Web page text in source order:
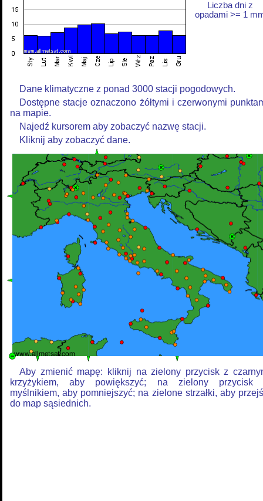
Liczba dni z
opadami >= 1
Dane klimatyczne z ponad 3000 stacji pogodowych.
Dostępne stacje oznaczono żółtymi i czerwonymi
na mapie.
Najedź kursorem aby zobaczyć nazwę stacji.
Kliknij aby zobaczyć dane.
Aby zmienić mapę: kliknij na zielony przycisk z
krzyżykiem, aby powiększyć; na zielony przycisk
myślnikiem, aby pomniejszyć; na zielone strzałki, aby
do map sąsiednich.